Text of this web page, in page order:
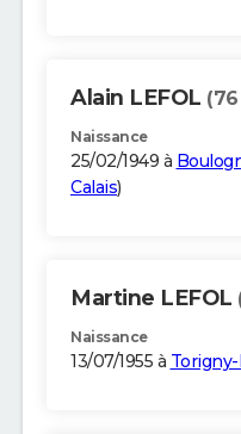
Alain LEFOL
Naissance
25/02/1949 à
Calais)
Martine LEFOL
Naissance
13/07/1955 à